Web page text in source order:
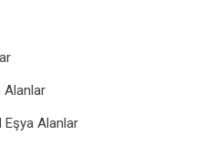
Alanlar
Eşya Alanlar